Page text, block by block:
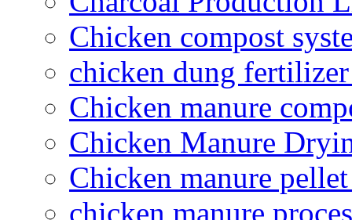
Chicken compost
chicken dung
Chicken manure
Chicken Manure
Chicken manure
chicken manure